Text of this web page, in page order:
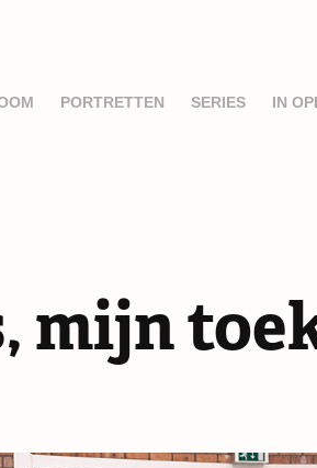
PORTRETTEN SERIES IN
mijn